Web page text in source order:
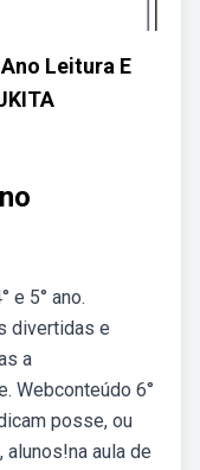
Leitura E
e 5° ano.
divertidas e
a
Webconteúdo 6°
posse, ou
alunos!na aula de